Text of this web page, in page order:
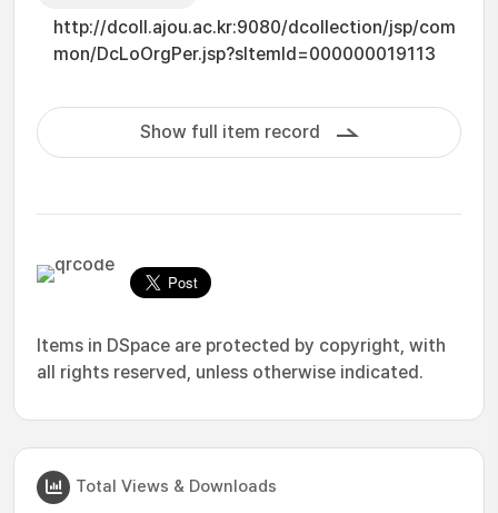
http://dcoll.ajou.ac.kr:9080/dcollection/jsp/com
mon/DcLoOrgPer.jsp?sItemId=000000019113
Show full item record
Items in DSpace are protected by copyright, with
all rights reserved, unless otherwise indicated.
Total Views & Downloads